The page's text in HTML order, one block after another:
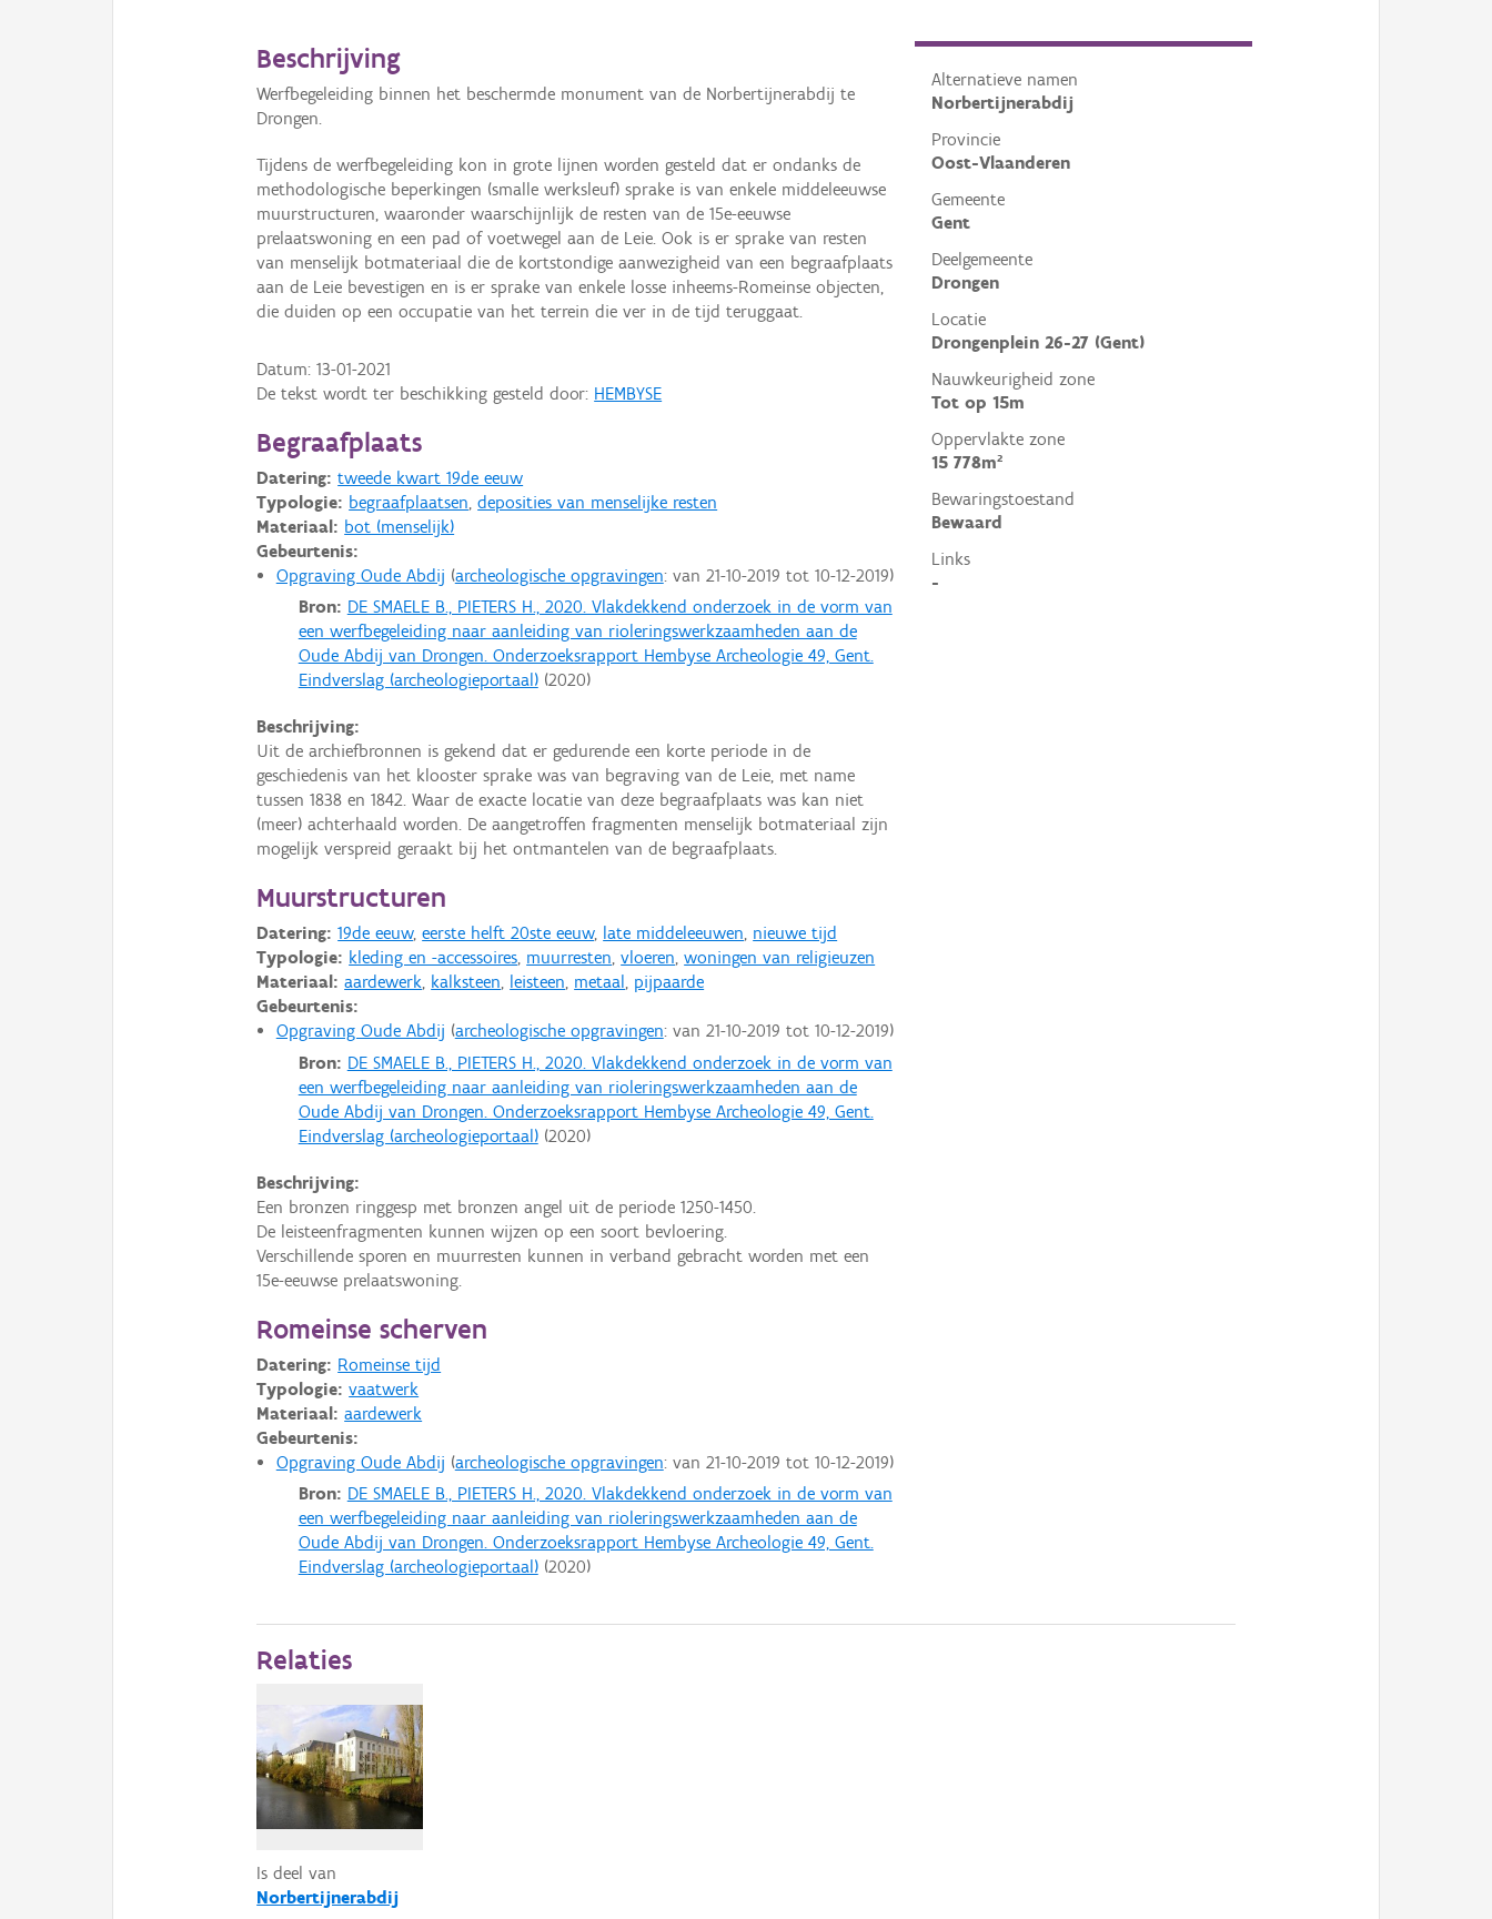
Alternatieve namen
Norbertijnerabdij
Provincie
Oost-Vlaanderen
Gemeente
Gent
Deelgemeente
Drongen
Locatie
Drongenplein 26-27 (Gent)
Nauwkeurigheid zone
Tot op 15m
Oppervlakte zone
15 778m²
Bewaringstoestand
Bewaard
Links
-
Beschrijving
Werfbegeleiding binnen het beschermde monument van de Norbertijnerabdij te
Drongen.
Tijdens de werfbegeleiding kon in grote lijnen worden gesteld dat er ondanks de
methodologische beperkingen (smalle werksleuf) sprake is van enkele middeleeuwse
muurstructuren, waaronder waarschijnlijk de resten van de 15e-eeuwse
prelaatswoning en een pad of voetwegel aan de Leie. Ook is er sprake van resten
van menselijk botmateriaal die de kortstondige aanwezigheid van een begraafplaats
aan de Leie bevestigen en is er sprake van enkele losse inheems-Romeinse objecten,
die duiden op een occupatie van het terrein die ver in de tijd teruggaat.
Datum:13-01-2021
De tekst wordt ter beschikking gesteld door: HEMBYSE
Begraafplaats
Datering: tweede kwart 19de eeuw
Typologie: begraafplaatsen,deposities van menselijke resten
Materiaal: bot (menselijk)
Gebeurtenis:
Opgraving Oude Abdij archeologische opgravingen: van 21-10-2019 tot 10-12-2019
Bron: DE SMAELE B., PIETERS H., 2020. Vlakdekkend onderzoek in de vorm van
een werfbegeleiding naar aanleiding van rioleringswerkzaamheden aan de
Oude Abdij van Drongen. Onderzoeksrapport Hembyse Archeologie 49, Gent.
Eindverslag (archeologieportaal)(2020)
Beschrijving:
Uit de archiefbronnen is gekend dat er gedurende een korte periode in de
geschiedenis van het klooster sprake was van begraving van de Leie, met name
tussen 1838 en 1842. Waar de exacte locatie van deze begraafplaats was kan niet
(meer) achterhaald worden. De aangetroffen fragmenten menselijk botmateriaal zijn
mogelijk verspreid geraakt bij het ontmantelen van de begraafplaats.
Muurstructuren
Datering: 19de eeuw,eerste helft 20ste eeuw, late middeleeuwen, nieuwe tijd
Typologie: kleding en -accessoires, muurresten,vloeren,woningen van religieuzen
Materiaal: aardewerk, kalksteen, leisteen, metaal, pijpaarde
Gebeurtenis:
Opgraving Oude Abdij archeologische opgravingen: van 21-10-2019 tot 10-12-2019
Bron: DE SMAELE B., PIETERS H., 2020. Vlakdekkend onderzoek in de vorm van
een werfbegeleiding naar aanleiding van rioleringswerkzaamheden aan de
Oude Abdij van Drongen. Onderzoeksrapport Hembyse Archeologie 49, Gent.
Eindverslag (archeologieportaal)(2020)
Beschrijving:
Een bronzen ringgesp met bronzen angel uit de periode 1250-1450.
De leisteenfragmenten kunnen wijzen op een soort bevloering.
Verschillende sporen en muurresten kunnen in verband gebracht worden met een
15e-eeuwse prelaatswoning.
Romeinse scherven
Datering: Romeinse tijd
Typologie: vaatwerk
Materiaal: aardewerk
Gebeurtenis:
Opgraving Oude Abdij archeologische opgravingen: van 21-10-2019 tot 10-12-2019
Bron: DE SMAELE B., PIETERS H., 2020. Vlakdekkend onderzoek in de vorm van
een werfbegeleiding naar aanleiding van rioleringswerkzaamheden aan de
Oude Abdij van Drongen. Onderzoeksrapport Hembyse Archeologie 49, Gent.
Eindverslag (archeologieportaal)(2020)
Relaties
Is deel van
Norbertijnerabdij